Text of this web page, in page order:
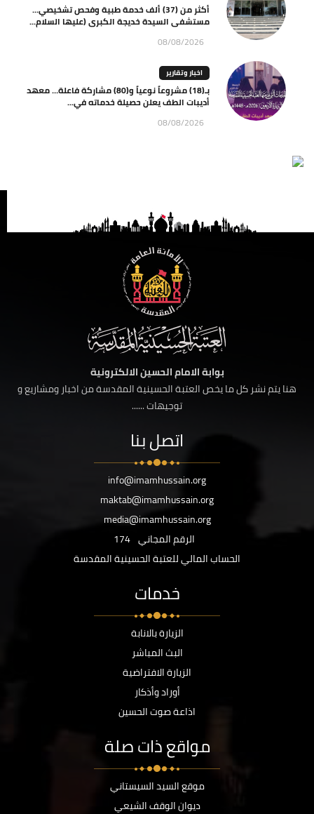
أكثر من (37) ألف خدمة طبية وفحص تشخيصي…
مستشفى السيدة خديجة الكبرى (عليها السلام...
08/08/2026
اخبار وتقارير
بـ(18) مشروعاً نوعياً و(80) مشاركة فاعلة… معهد
أديبات الطف يعلن حصيلة خدماته في...
08/08/2026
بوابة الامام الحسين الالكترونية
هنا يتم نشر كل ما يخص العتبة الحسينية المقدسة من اخبار ومشاريع و
توجيهات ......
اتصل بنا
info@imamhussain.org
maktab@imamhussain.org
media@imamhussain.org
الرقم المجاني 174
الحساب المالي للعتبة الحسينية المقدسة
خدمات
الزيارة بالانابة
البث المباشر
الزيارة الافتراضية
أوراد وأذكار
اذاعة صوت الحسين
مواقع ذات صلة
موقع السيد السيستاني
ديوان الوقف الشيعي